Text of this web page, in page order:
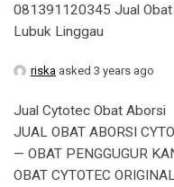
081391120345 Jual
Lubuk Linggau
riska asked 3 years ago
Jual Cytotec Obat Aborsi
JUAL OBAT ABORSI
— OBAT PENGGUGUR
OBAT CYTOTEC